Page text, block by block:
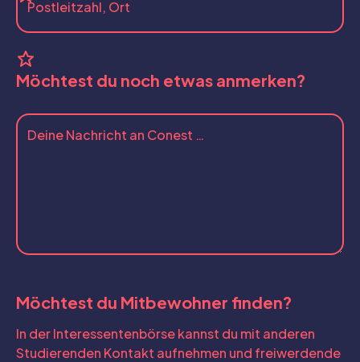
Möchtest du noch etwas anmerken?
Möchtest du Mitbewohner finden?
In der Interessentenbörse kannst du mit anderen
Studierenden Kontakt aufnehmen und freiwerdende